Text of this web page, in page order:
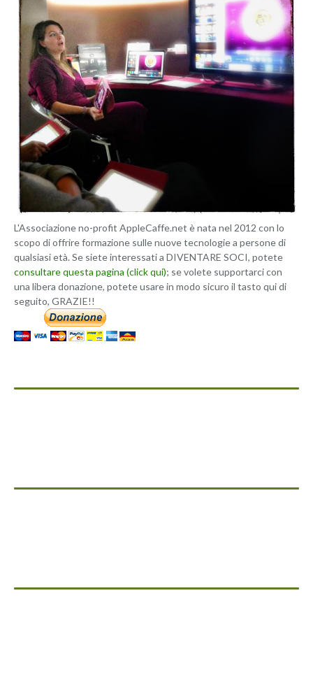
L'Associazione no-profit AppleCaffe.net è nata nel 2012 con lo
scopo di offrire formazione sulle nuove tecnologie a persone di
qualsiasi età. Se siete interessati a DIVENTARE SOCI, potete
consultare questa pagina (click qui); se volete supportarci con
una libera donazione, potete usare in modo sicuro il tasto qui di
seguito, GRAZIE!!